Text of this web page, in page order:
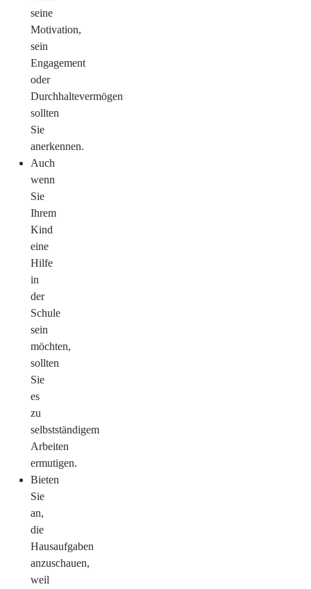
seine
Motivation,
sein
Engagement
oder
Durchhaltevermögen
sollten
Sie
anerkennen.
Auch
wenn
Sie
Ihrem
Kind
eine
Hilfe
in
der
Schule
sein
möchten,
sollten
Sie
es
zu
selbstständigem
Arbeiten
ermutigen.
Bieten
Sie
an,
die
Hausaufgaben
anzuschauen,
weil